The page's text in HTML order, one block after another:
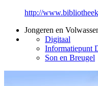
http://
Jongeren en
Digitaal
Informatiepunt
Son en Breugel